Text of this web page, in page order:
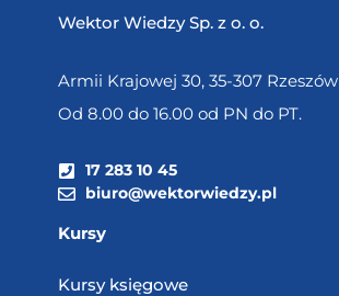
Wektor Wiedzy Sp. z o. o.
Armii Krajowej 30, 35-307 Rzeszów
Od 8.00 do 16.00 od PN do PT.
17 283 10 45
biuro@wektorwiedzy.pl
Kursy
Kursy księgowe